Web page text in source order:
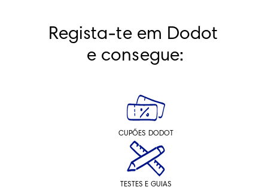
Regista-te em Dodot
e consegue:
CUPÕES DODOT
TESTES E GUIAS